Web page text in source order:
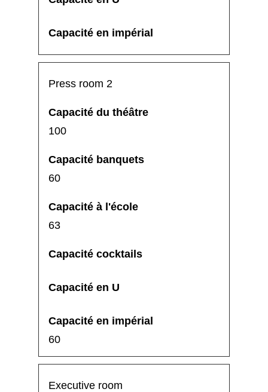
Press room 2
100
60
63
60
Executive room